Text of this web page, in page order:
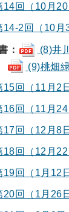
14回（10月
14-2回（10月
：
(8)井
(9)桃畑
15回（11月2
16回（11月
17回（12月8
18回（12月
19回（1月12
20回（1月26